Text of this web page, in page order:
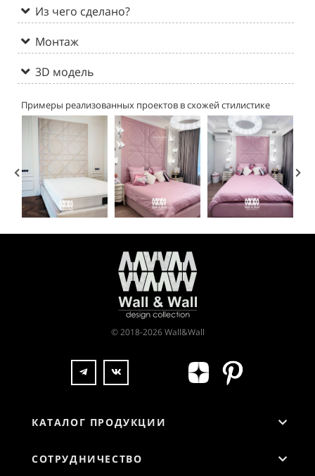
Из чего сделано?
Монтаж
3D модель
Примеры реализованных проектов в схожей стилистике
© 2018-2026 Wall&Wall
КАТАЛОГ ПРОДУКЦИИ
СОТРУДНИЧЕСТВО